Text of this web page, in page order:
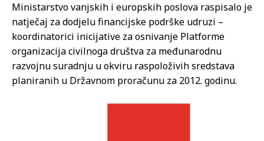
Ministarstvo vanjskih i europskih poslova raspisalo je
natječaj za dodjelu financijske podrške udruzi –
koordinatorici inicijative za osnivanje Platforme
organizacija civilnoga društva za međunarodnu
razvojnu suradnju u okviru raspoloživih sredstava
planiranih u Državnom proračunu za 2012. godinu.